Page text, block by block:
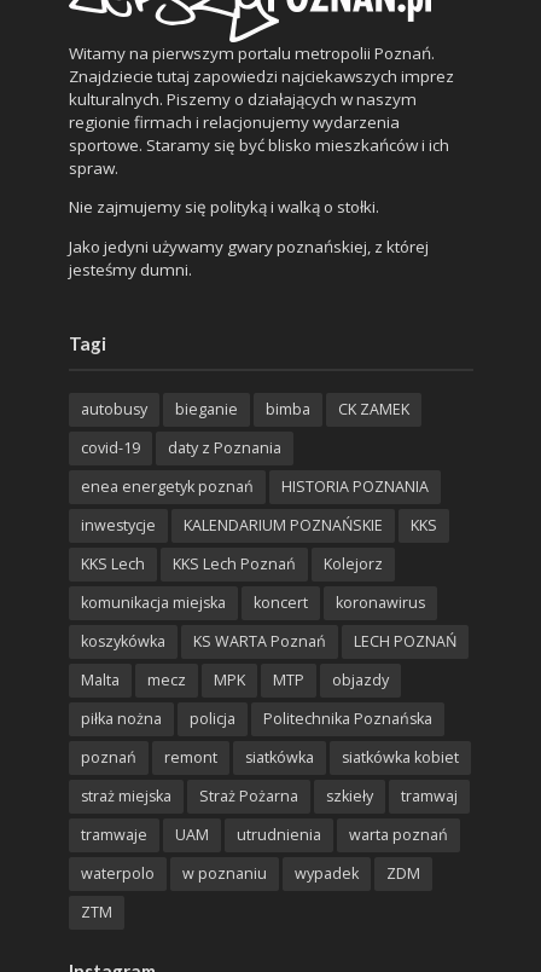
Witamy na pierwszym portalu metropolii Poznań.
Znajdziecie tutaj zapowiedzi najciekawszych imprez
kulturalnych. Piszemy o działających w naszym
regionie firmach i relacjonujemy wydarzenia
sportowe. Staramy się być blisko mieszkańców i ich
spraw.
Nie zajmujemy się polityką i walką o stołki.
Jako jedyni używamy gwary poznańskiej, z której
jesteśmy dumni.
Tagi
autobusy bieganie bimba
CK ZAMEK
covid-19
daty z Poznania
enea energetyk poznań
HISTORIA POZNANIA
inwestycje
KALENDARIUM POZNAŃSKIE
KKS
KKS Lech
KKS Lech Poznań
Kolejorz
komunikacja miejska
koncert
koronawirus
koszykówka
KS WARTA Poznań
LECH POZNAŃ
Malta
mecz MPK MTP
objazdy
piłka nożna
policja
Politechnika Poznańska
poznań
remont siatkówka
siatkówka kobiet
straż miejska
Straż Pożarna szkieły
tramwaj
tramwaje
UAM utrudnienia
warta poznań
waterpolo
w poznaniu wypadek
ZDM
ZTM